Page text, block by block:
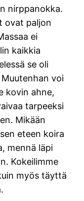
nirppanokka.
ovat paljon
ei
kaikkia
se oli
voi
kovin ahne,
tarpeeksi
Mikään
eteen koira
mennä läpi
Kokeilimme
myös täyttä